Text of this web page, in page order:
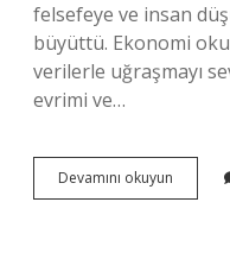
felsefeye ve insan
büyüttü. Ekonomi
verilerle uğraşmayı
evrimi ve…
Devamını okuyun
ilk